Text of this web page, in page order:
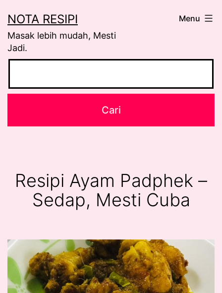
to
content
NOTA RESIPI
Masak lebih mudah, Mesti
Jadi.
Menu
Resipi Ayam Padphek –
Sedap, Mesti Cuba